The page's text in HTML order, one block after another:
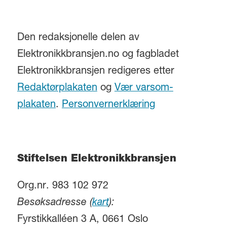
Den redaksjonelle delen av
Elektronikkbransjen.no og fagbladet
Elektronikkbransjen redigeres etter
Redaktørplakatenog Vær varsom-
plakaten. Personvernerklæring
Stiftelsen Elektronikkbransjen
Org.nr. 983 102 972
Besøksadresse (kart):
Fyrstikkalléen 3 A, 0661 Oslo